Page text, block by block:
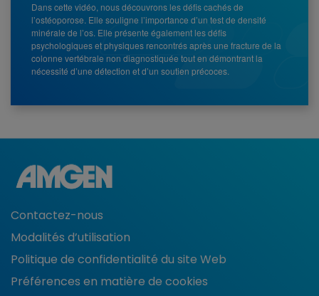
Dans cette vidéo, nous découvrons les défis cachés de
l’ostéoporose. Elle souligne l’importance d’un test de densité
minérale de l’os. Elle présente également les défis
psychologiques et physiques rencontrés après une fracture de la
colonne vertébrale non diagnostiquée tout en démontrant la
nécessité d’une détection et d’un soutien précoces.
Contactez-nous
Modalités d’utilisation
Politique de confidentialité du site Web
Préférences en matière de cookies